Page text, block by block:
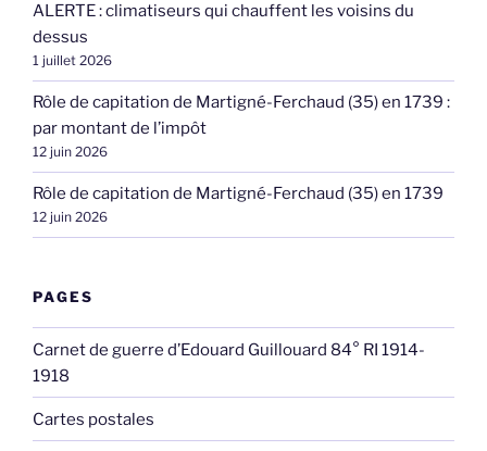
ALERTE : climatiseurs qui chauffent les voisins du
dessus
1 juillet 2026
Rôle de capitation de Martigné-Ferchaud (35) en 1739 :
par montant de l’impôt
12 juin 2026
Rôle de capitation de Martigné-Ferchaud (35) en 1739
12 juin 2026
PAGES
Carnet de guerre d’Edouard Guillouard 84° RI 1914-
1918
Cartes postales